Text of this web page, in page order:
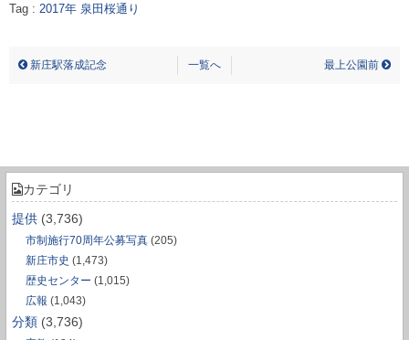
カテゴリ
提供 (3,736)
市制施行70周年公募写真 (205)
新庄市史 (1,473)
歴史センター (1,015)
広報 (1,043)
分類 (3,736)
Tag : 2017年 泉田桜通り
新庄駅落成記念 一覧へ 最上公園前